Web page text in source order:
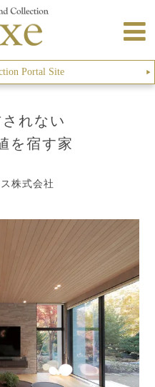
Portal Site ▶︎
れない
を宿す家
株式会社